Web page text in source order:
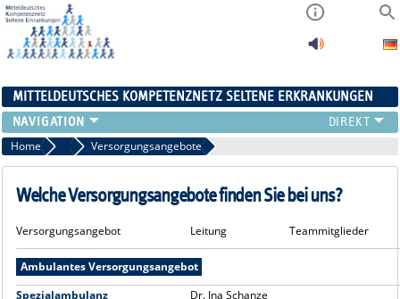
MITTELDEUTSCHES KOMPETENZNETZ SELTENE ERKRANKUNGEN
ÜBERSICHT
A-ZENTRUM
FACHZENTREN
NETZWERKE
KONTAKT
AKTUELLES
Home Zentrum für Entwicklungsstörungen (ZfE)
Versorgungsangebote
Welche Versorgungsangebote finden Sie bei uns?
Versorgungsangebot Leitung Teammitglieder
Ambulantes Versorgungsangebot
Spezialambulanz
Dr. Ina Schanze